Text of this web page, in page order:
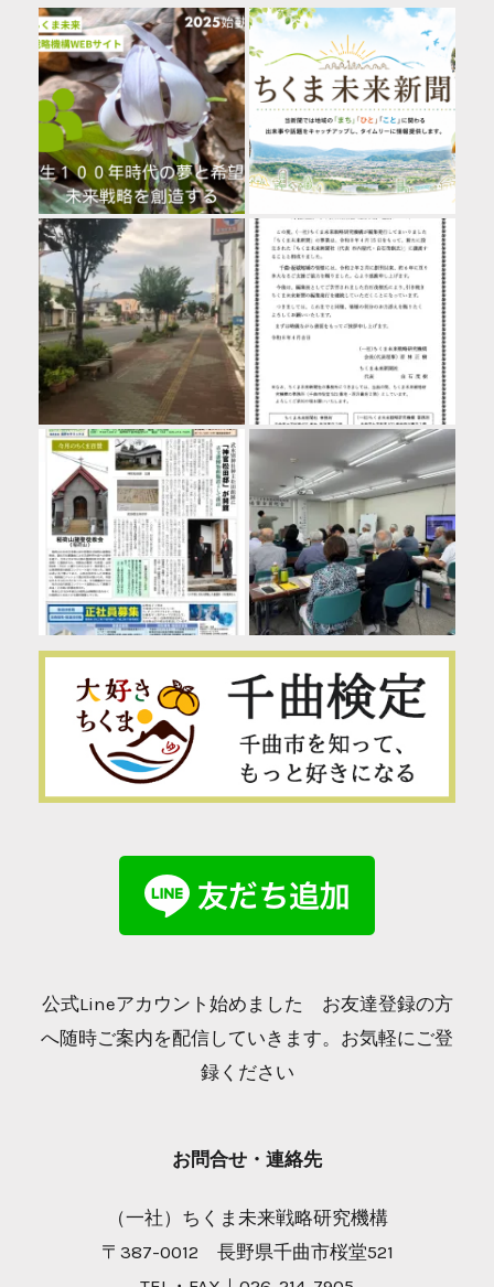
公式Lineアカウント始めました お友達登録の方
へ随時ご案内を配信していきます。お気軽にご登
録ください
お問合せ・連絡先
（一社）ちくま未来戦略研究機構
〒387-0012 長野県千曲市桜堂521